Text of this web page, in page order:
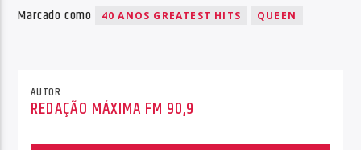
Marcado como 40 ANOS GREATEST HITS QUEEN
AUTOR
REDAÇÃO MÁXIMA FM 90,9